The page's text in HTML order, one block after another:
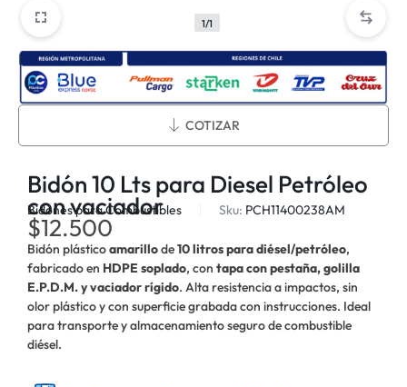
1/1
Métodos de envío:
COTIZAR
Bidón 10 Lts para Diesel Petróleo
con vaciador
Bidones para Combustibles Sku: PCH11400238AM
$12.500
Bidón plásticoamarillode10 litros para diésel/petróleo,
fabricado en HDPE soplado, con tapa con pestaña, golilla
E.P.D.M. y vaciador rígido. Alta resistencia a impactos, sin
olor plástico y con superficie grabada con instrucciones. Ideal
para transporte y almacenamiento seguro de combustible
diésel.